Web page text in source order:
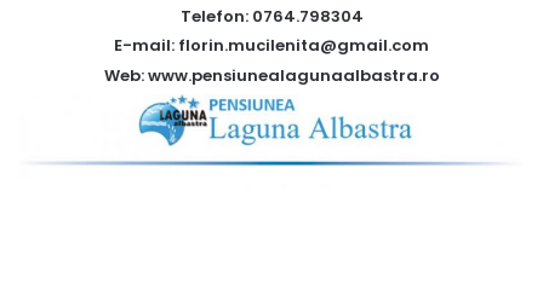
Telefon: 0764.798304
E-mail: florin.mucilenita@gmail.com
Web: www.pensiunealagunaalbastra.ro